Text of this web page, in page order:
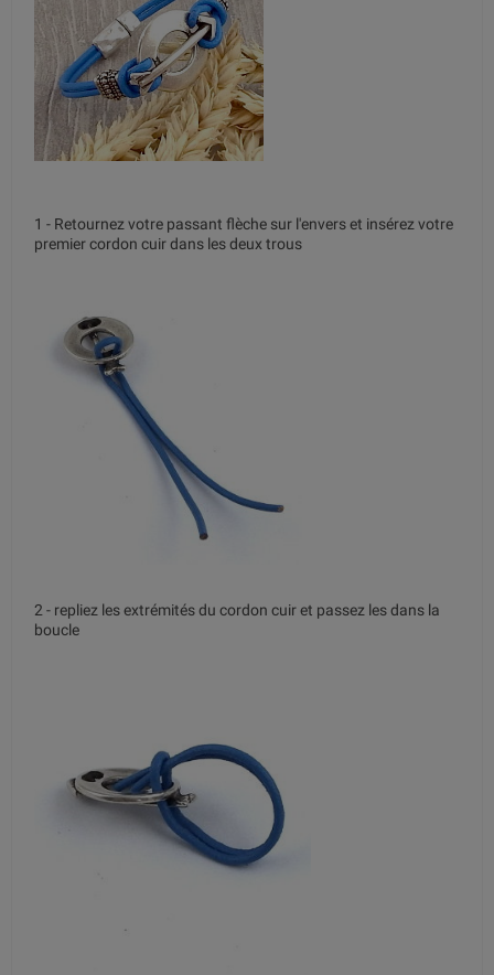
1 - Retournez votre passant flèche sur l'envers et insérez votre
premier cordon cuir dans les deux trous
2 - repliez les extrémités du cordon cuir et passez les dans la
boucle